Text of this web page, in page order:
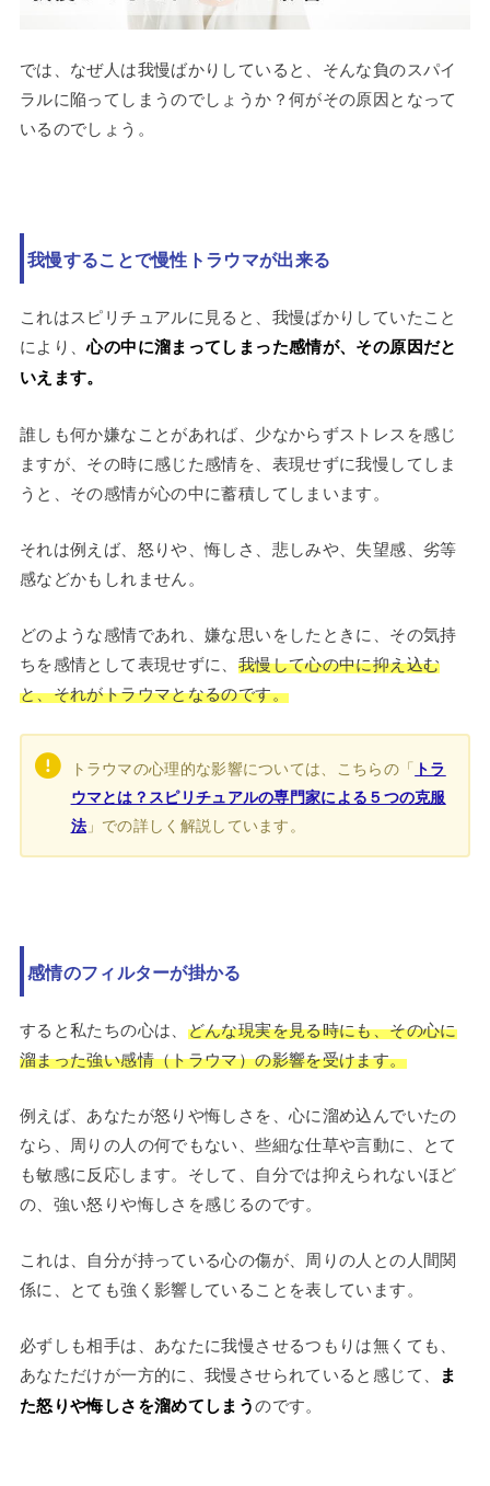
では、なぜ人は我慢ばかりしていると、そんな負のスパイ
ラルに陥ってしまうのでしょうか？何がその原因となって
いるのでしょう。
我慢することで慢性トラウマが出来る
これはスピリチュアルに見ると、我慢ばかりしていたこと
により、心の中に溜まってしまった感情が、その原因だと
いえます。
誰しも何か嫌なことがあれば、少なからずストレスを感じ
ますが、その時に感じた感情を、表現せずに我慢してしま
うと、その感情が心の中に蓄積してしまいます。
それは例えば、怒りや、悔しさ、悲しみや、失望感、劣等
感などかもしれません。
どのような感情であれ、嫌な思いをしたときに、その気持
ちを感情として表現せずに、 我慢して心の中に抑え込む
と、それがトラウマとなるのです。
トラウマの心理的な影響については、こちらの「 トラ
ウマとは？スピリチュアルの専門家による５つの克服
法」での詳しく解説しています。
感情のフィルターが掛かる
すると私たちの心は、 どんな現実を見る時にも、その心に
溜まった強い感情（トラウマ）の影響を受けます。
例えば、あなたが怒りや悔しさを、心に溜め込んでいたの
なら、周りの人の何でもない、些細な仕草や言動に、とて
も敏感に反応します。そして、自分では抑えられないほど
の、強い怒りや悔しさを感じるのです。
これは、自分が持っている心の傷が、周りの人との人間関
係に、とても強く影響していることを表しています。
必ずしも相手は、あなたに我慢させるつもりは無くても、
あなただけが一方的に、我慢させられていると感じて、 ま
た怒りや悔しさを溜めてしまうのです。